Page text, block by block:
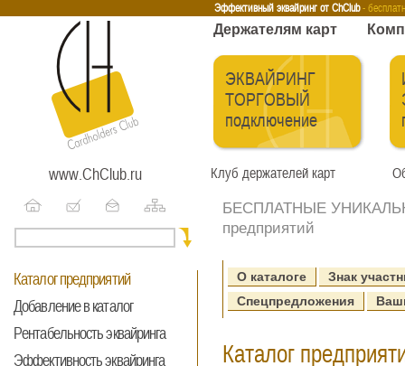
Эффективный эквайринг от ChClub -
Интернет-эквайринг Тренинги Бесплатные сервисы
Держателям карт
ЭКВАЙРИНГ
ТОРГОВЫЙ
подключение
www.ChClub.ru Клуб держателей карт
Каталог предприятий
Добавление в каталог
Рентабельность эквайринга
Эффективность эквайринга
БЕСПЛАТНЫЕ
предприятий
О каталоге
Знак
Спецпредложения
Каталог